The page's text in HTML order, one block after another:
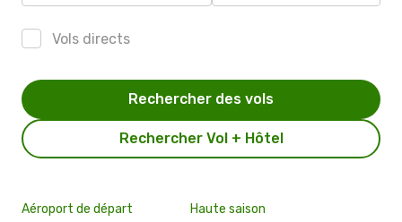
Vols directs
Rechercher Vol + Hôtel
Rechercher des vols
Aéroport de départ Haute saison